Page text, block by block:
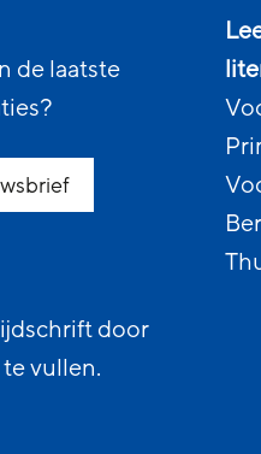
de laatste
door
vullen.